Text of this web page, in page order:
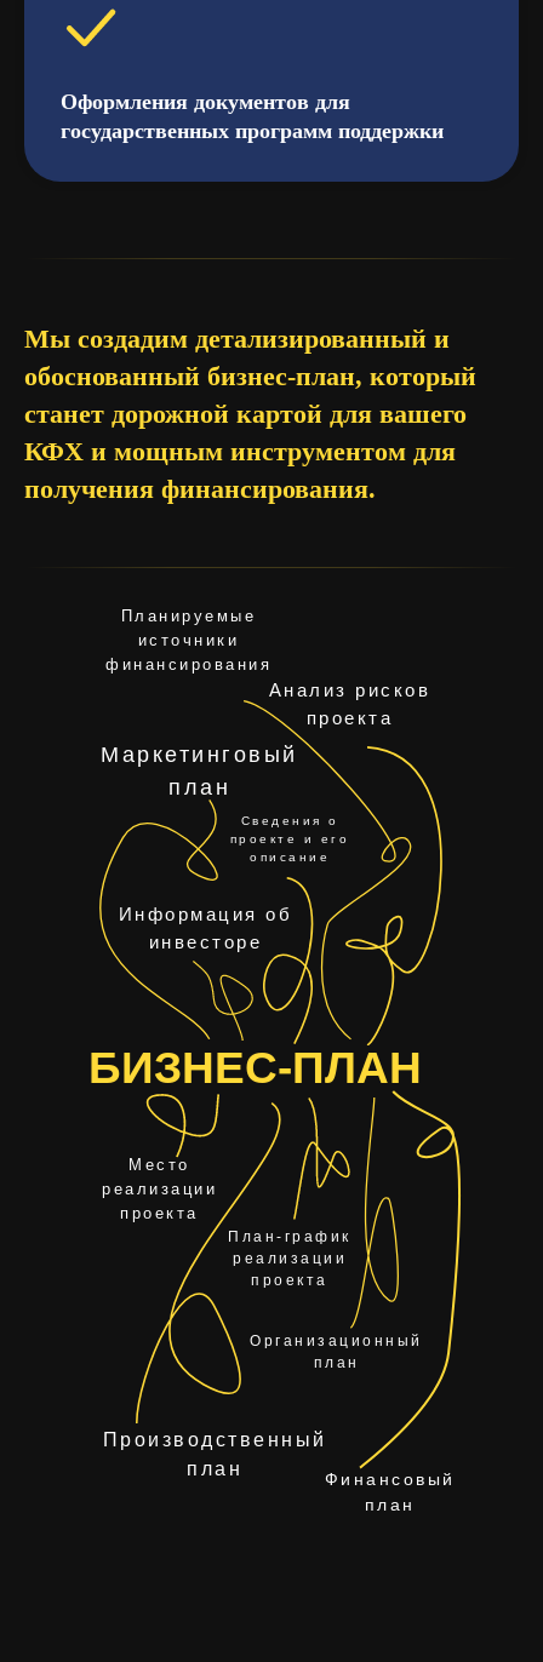
Оформления документов для
государственных программ поддержки
Мы создадим детализированный и
обоснованный бизнес-план, который
станет дорожной картой для вашего
КФХ и мощным инструментом для
получения финансирования.
БИЗНЕС-ПЛАН
Сведения о
проекте и его
описание
Информация об
инвесторе
Планируемые
источники
финансирования
Анализ рисков
проекта
Финансовый
план
Маркетинговый
план
Производственный
план
Организационный
план
План-график
реализации
проекта
Место
реализации
проекта